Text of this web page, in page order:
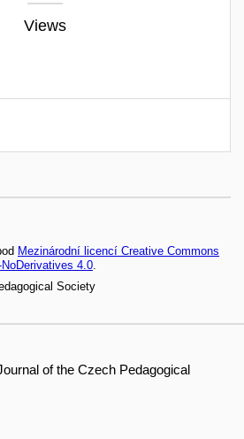
Views
Mezinárodní licencí Creative Commons
4.0.
Society
of the Czech Pedagogical